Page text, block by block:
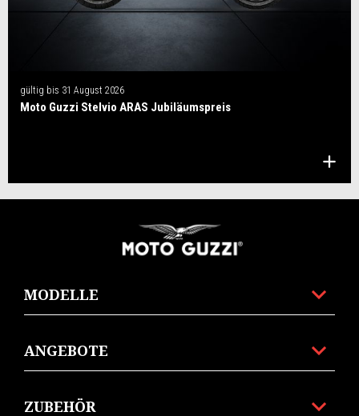
gültig bis 31 August 2026
Moto Guzzi Stelvio ARAS Jubiläumspreis
MODELLE
ANGEBOTE
ZUBEHÖR